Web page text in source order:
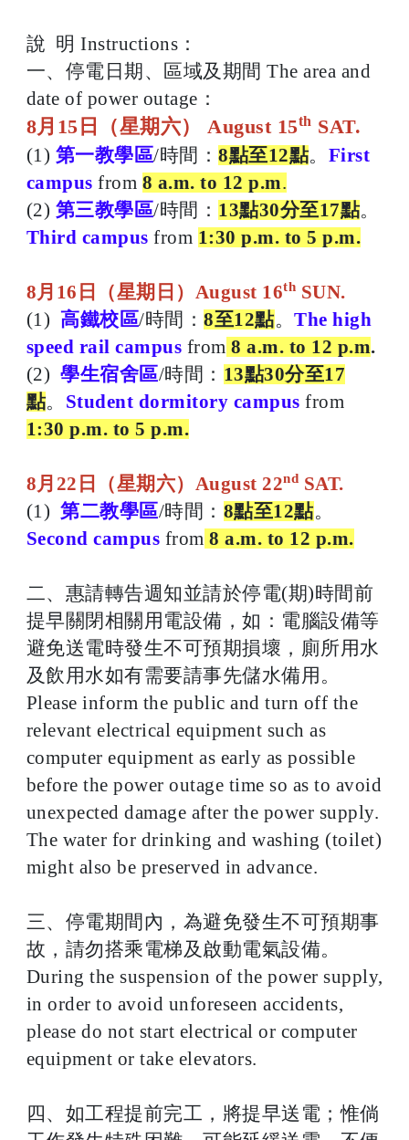
說 明 Instructions：
一、停電日期、區域及期間 The area and
date of power outage：
8月15日（星期六） August 15th SAT.
(1) 第一教學區/時間： 8點至12點。 First
campus from 8 a.m. to 12 p.m.
(2) 第三教學區/時間： 13點30分至17點。
Third campus from 1:30 p.m. to 5 p.m.
8月16日（星期日）August 16th SUN.
(1) 高鐵校區/時間： 8至12點。 The high
speed rail campus from 8 a.m. to 12 p.m.
(2) 學生宿舍區/時間： 13點30分至17
點。 Student dormitory campus from
1:30 p.m. to 5 p.m.
8月22日（星期六）August 22nd SAT.
(1) 第二教學區/時間： 8點至12點。
Second campus from 8 a.m. to 12 p.m.
二、惠請轉告週知並請於停電(期)時間前
提早關閉相關用電設備，如：電腦設備等
避免送電時發生不可預期損壞，廁所用水
及飲用水如有需要請事先儲水備用。
Please inform the public and turn off the
relevant electrical equipment such as
computer equipment as early as possible
before the power outage time so as to avoid
unexpected damage after the power supply.
The water for drinking and washing (toilet)
might also be preserved in advance.
三、停電期間內，為避免發生不可預期事
故，請勿搭乘電梯及啟動電氣設備。
During the suspension of the power supply,
in order to avoid unforeseen accidents,
please do not start electrical or computer
equipment or take elevators.
四、如工程提前完工，將提早送電；惟倘